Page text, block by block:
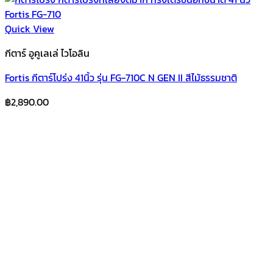
Quick View
กีตาร์ อูคูเลเล่ ไวโอลิน
Fortis กีตาร์โปร่ง 41นิ้ว รุ่น FG-710C N GEN II สีไม้ธรรมชาติ
฿2,890.00